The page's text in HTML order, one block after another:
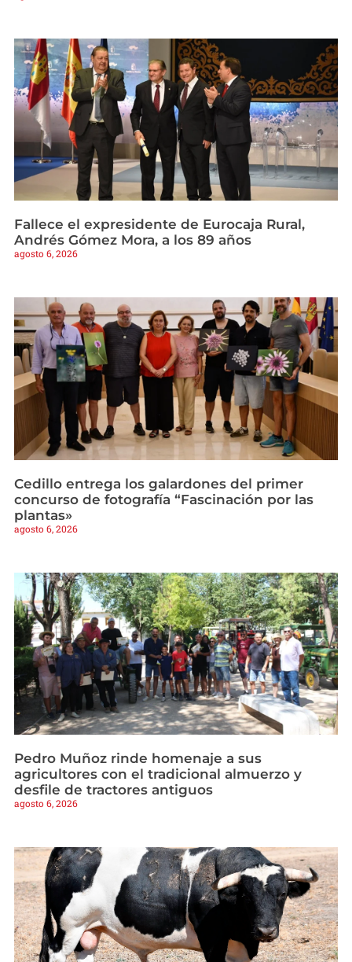
Fallece el expresidente de Eurocaja Rural,
Andrés Gómez Mora, a los 89 años
agosto 6, 2026
Cedillo entrega los galardones del primer
concurso de fotografía “Fascinación por las
plantas»
agosto 6, 2026
Pedro Muñoz rinde homenaje a sus
agricultores con el tradicional almuerzo y
desfile de tractores antiguos
agosto 6, 2026